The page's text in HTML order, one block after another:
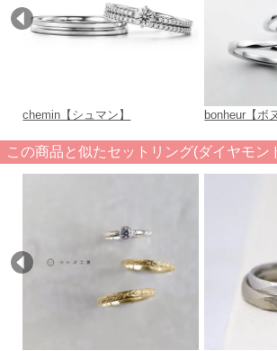
chemin【シュマン】 bonheur【ボ
この商品と似たセットリング(ダイヤモン